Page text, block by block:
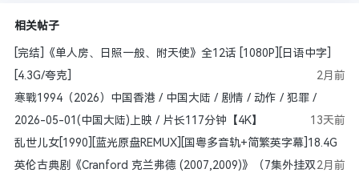
相关帖子
[完结]《单人房、日照一般、附天使》全12话 [1080P][日语中字]
[4.3G/夸克]
2月前
寒戰1994（2026）中国香港 / 中国大陆 / 剧情 / 动作 / 犯罪 /
2026-05-01(中国大陆)上映 / 片长117分钟【4K】
13天前
乱世儿女[1990][蓝光原盘REMUX][国粤多音轨+简繁英字幕]18.4G
2月前
英伦古典剧《Cranford 克兰弗德 (2007,2009)》（7集外挂双